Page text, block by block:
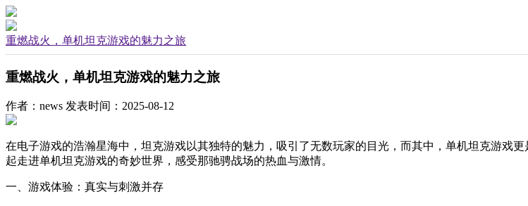
重燃战火，单机坦克游戏的魅力之旅
重燃战火，单机坦克游戏的魅力之旅
作者：news 发表时间：2025-08-12
在电子游戏的浩瀚星海中，坦克游戏以其独特的魅力，吸引了无数玩家的目光，而其中，单机坦克游戏
起走进单机坦克游戏的奇妙世界，感受那驰骋战场的热血与激情。
一、游戏体验：真实与刺激并存